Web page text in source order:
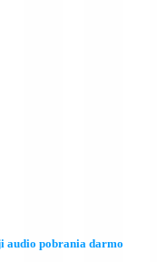
audio pobrania darmo